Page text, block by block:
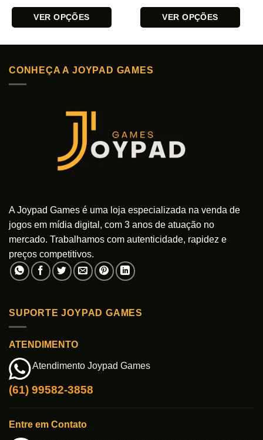
VER OPÇÕES
produto
várias
variantes.
VER OPÇÕES
produto
várias
ser
escolhidas
na
CONHEÇA A JOYPAD GAMES
A Joypad Games é uma loja especializada na venda de
jogos em mídia digital, com 3 anos de atuação no
mercado. Trabalhamos com autenticidade, rapidez e
preços competitivos.
SUPORTE JOYPAD GAMES
ATENDIMENTO
Atendimento Joypad Games
(61) 99582-3858
Entre em Contato